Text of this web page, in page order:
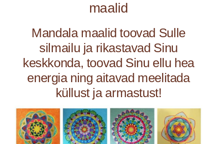
maalid
Mandala maalid toovad Sulle
silmailu ja rikastavad Sinu
keskkonda, toovad Sinu ellu hea
energia ning aitavad meelitada
küllust ja armastust!